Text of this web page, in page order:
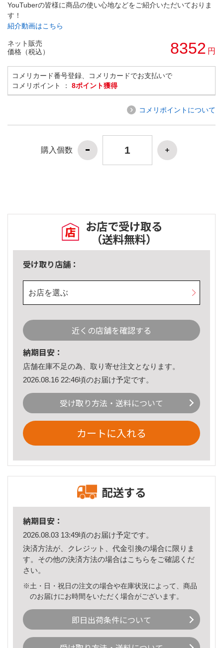
YouTuberの皆様に商品の使い心地などをご紹介いただいておりま
す！
紹介動画はこちら
ネット販売
価格（税込）
8352 円
コメリカード番号登録、コメリカードでお支払いで
コメリポイント ： 8ポイント獲得
コメリポイントについて
購入個数
お店で受け取る
（送料無料）
受け取り店舗：
お店を選ぶ
近くの店舗を確認する
納期目安：
店舗在庫不足の為、取り寄せ注文となります。
2026.08.16 22:46頃のお届け予定です。
受け取り方法・送料について
カートに入れる
配送する
納期目安：
2026.08.03 13:49頃のお届け予定です。
決済方法が、クレジット、代金引換の場合に限りま
す。その他の決済方法の場合はこちら をご確認くだ
さい。
※土・日・祝日の注文の場合や在庫状況によって、商品
のお届けにお時間をいただく場合がございます。
即日出荷条件について